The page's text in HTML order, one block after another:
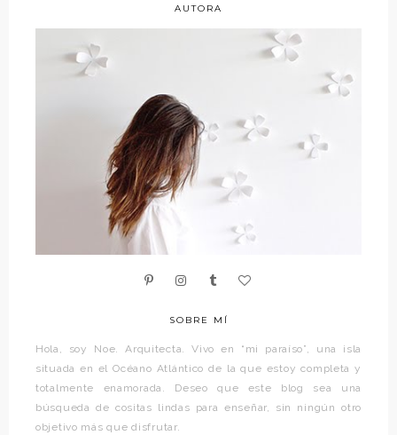
AUTORA
SOBRE MÍ
Hola, soy Noe. Arquitecta. Vivo en “mi paraíso”, una isla
situada en el Océano Atlántico de la que estoy completa y
totalmente enamorada. Deseo que este blog sea una
búsqueda de cositas lindas para enseñar, sin ningún otro
objetivo más que disfrutar.